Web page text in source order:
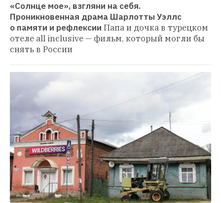
«Солнце мое», взгляни на себя.
Проникновенная драма Шарлотты Уэллс
о памяти и рефлексии Папа и дочка в турецком
отеле all inclusive — фильм, который могли бы
снять в России